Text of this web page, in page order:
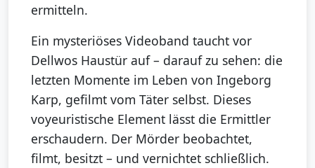
ermitteln.
Ein mysteriöses Videoband taucht vor
Dellwos Haustür auf – darauf zu sehen: die
letzten Momente im Leben von Ingeborg
Karp, gefilmt vom Täter selbst. Dieses
voyeuristische Element lässt die Ermittler
erschaudern. Der Mörder beobachtet,
filmt, besitzt – und vernichtet schließlich.